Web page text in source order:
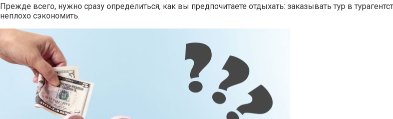
Прежде всего, нужно сразу определиться, как вы предпочитаете отдыхать: заказывать тур в
неплохо сэкономить.